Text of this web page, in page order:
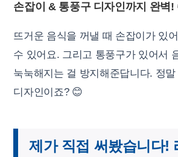
손잡이 & 통풍구 디자인까지 완벽!
뜨거운 음식을 꺼낼 때 손잡이가 있
수 있어요. 그리고 통풍구가 있어서
눅눅해지는 걸 방지해준답니다. 정
디자인이죠? 😊
제가 직접 써봤습니다!